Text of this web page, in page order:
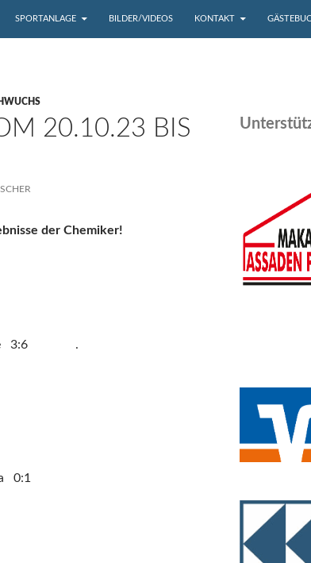
SPORTANLAGE BILDER/VIDEOS KONTAKT
20.10.23 BIS
der Chemiker!
Gittersee 3:6 .
0:1